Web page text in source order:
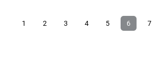
1 2 3 4 5 6 7